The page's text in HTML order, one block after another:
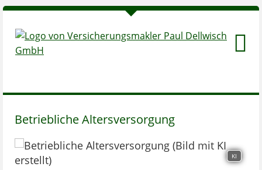
Betriebliche Altersversorgung
KI